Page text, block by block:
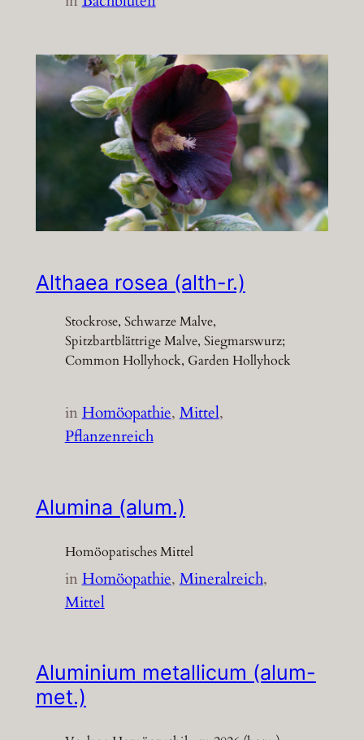
Althaea rosea (alth-r.)
Stockrose, Schwarze Malve,
Spitzbartblättrige Malve, Siegmarswurz;
Common Hollyhock, Garden Hollyhock
inHomöopathie, Mittel
Pflanzenreich
Alumina (alum.)
Homöopatisches Mittel
inHomöopathie, Mineralreich
Mittel
Aluminium metallicum (alum-
met.)